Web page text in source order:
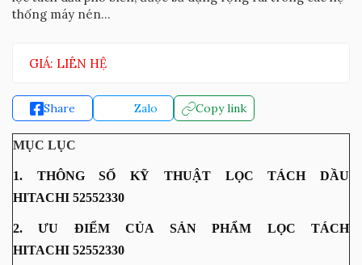
thống máy nén...
GIÁ: LIÊN HỆ
Share Zalo Copy link
MỤC LỤC
1. THÔNG SỐ KỸ THUẬT LỌC TÁCH DẦU
HITACHI 52552330
2. ƯU ĐIỂM CỦA SẢN PHẨM LỌC TÁCH
HITACHI 52552330